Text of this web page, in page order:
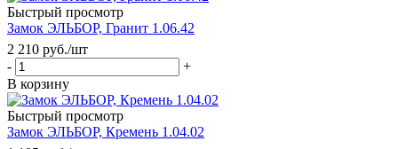
Быстрый просмотр
Замок ЭЛЬБОР, Гранит 1.06.42
2 210 руб./шт
-
+
В корзину
Быстрый просмотр
Замок ЭЛЬБОР, Кремень 1.04.02